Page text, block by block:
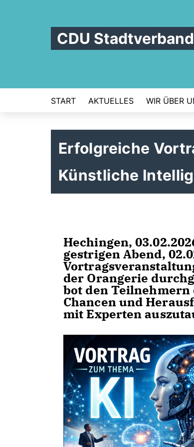
CDU
START AKTUELLES WIR ÜBER
Erfolgreiche
Künstliche
Hechingen,
gestrigen Abend,
der Orangerie
bot den Teilnehmern
Chancen und
mit Experten